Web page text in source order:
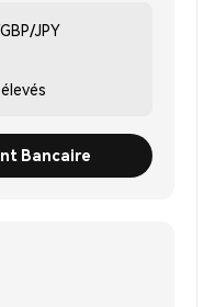
JPY
Bancaire